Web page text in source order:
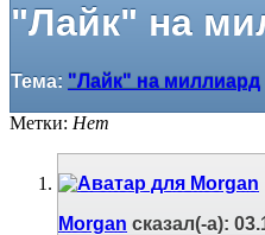
"Лайк" на
Тема: "Лайк" на миллиард
Метки: Нет
Morgan сказал(-а):